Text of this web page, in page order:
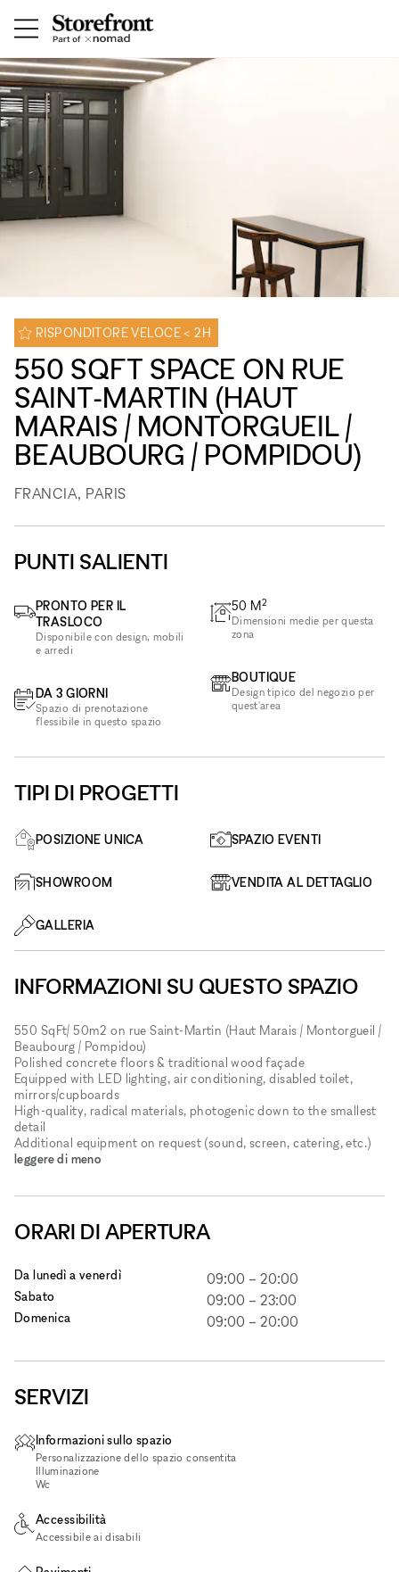
RISPONDITORE VELOCE < 2H
550 SQFT SPACE ON RUE
SAINT-MARTIN (HAUT
MARAIS / MONTORGUEIL /
BEAUBOURG / POMPIDOU)
FRANCIA, PARIS
PUNTI SALIENTI
PRONTO PER IL
TRASLOCO
Disponibile con design, mobili
e arredi
DA 3 GIORNI
Spazio di prenotazione
flessibile in questo spazio
50 M2
Dimensioni medie per questa
zona
BOUTIQUE
Design tipico del negozio per
quest'area
TIPI DI PROGETTI
POSIZIONE UNICA SPAZIO EVENTI
SHOWROOM VENDITA AL DETTAGLIO
GALLERIA
INFORMAZIONI SU QUESTO SPAZIO
550 SqFt/ 50m2 on rue Saint-Martin (Haut Marais / Montorgueil /
Beaubourg / Pompidou)
Polished concrete floors & traditional wood façade
Equipped with LED lighting, air conditioning, disabled toilet,
mirrors/cupboards
High-quality, radical materials, photogenic down to the smallest
detail
Additional equipment on request (sound, screen, catering, etc.)
leggere di meno
ORARI DI APERTURA
Da lunedì a venerdì 09:00 – 20:00
Sabato 09:00 – 23:00
Domenica 09:00 – 20:00
SERVIZI
Informazioni sullo spazio
Personalizzazione dello spazio consentita
Illuminazione
Wc
Accessibilità
Accessibile ai disabili